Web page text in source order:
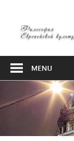
content
Европейской
MENU